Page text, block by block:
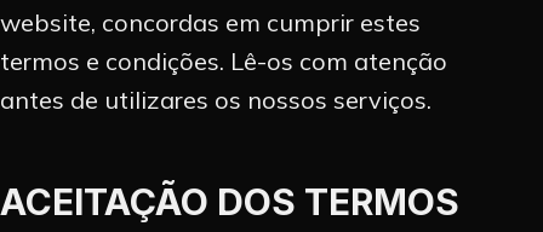
NOTÍCIAS
PROMOÇÃO
ARTISTAS
website, concordas em cumprir estes
termos e condições. Lê-os com atenção
antes de utilizares os nossos serviços.
ACEITAÇÃO DOS TERMOS